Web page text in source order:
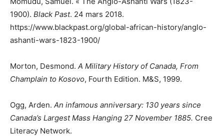
1900). Black Past. 24 mars 2018.
https://www.blackpast.org/global-african-history/anglo-
ashanti-wars-1823-1900/
Morton, Desmond. A Military History of Canada, From
Champlain to Kosovo, Fourth Edition. M&S, 1999.
Ogg, Arden. An infamous anniversary: 130 years since
Canada’s Largest Mass Hanging 27 November 1885. Cree
Literacy Network.